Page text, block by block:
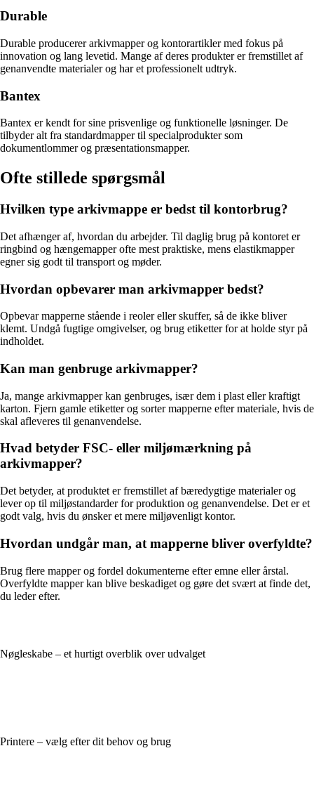
Durable
Durable producerer arkivmapper og kontorartikler med fokus på
innovation og lang levetid. Mange af deres produkter er fremstillet af
genanvendte materialer og har et professionelt udtryk.
Bantex
Bantex er kendt for sine prisvenlige og funktionelle løsninger. De
tilbyder alt fra standardmapper til specialprodukter som
dokumentlommer og præsentationsmapper.
Ofte stillede spørgsmål
Hvilken type arkivmappe er bedst til kontorbrug?
Det afhænger af, hvordan du arbejder. Til daglig brug på kontoret er
ringbind og hængemapper ofte mest praktiske, mens elastikmapper
egner sig godt til transport og møder.
Hvordan opbevarer man arkivmapper bedst?
Opbevar mapperne stående i reoler eller skuffer, så de ikke bliver
klemt. Undgå fugtige omgivelser, og brug etiketter for at holde styr på
indholdet.
Kan man genbruge arkivmapper?
Ja, mange arkivmapper kan genbruges, især dem i plast eller kraftigt
karton. Fjern gamle etiketter og sorter mapperne efter materiale, hvis de
skal afleveres til genanvendelse.
Hvad betyder FSC- eller miljømærkning på
arkivmapper?
Det betyder, at produktet er fremstillet af bæredygtige materialer og
lever op til miljøstandarder for produktion og genanvendelse. Det er et
godt valg, hvis du ønsker et mere miljøvenligt kontor.
Hvordan undgår man, at mapperne bliver overfyldte?
Brug flere mapper og fordel dokumenterne efter emne eller årstal.
Overfyldte mapper kan blive beskadiget og gøre det svært at finde det,
du leder efter.
Nøgleskabe – et hurtigt overblik over udvalget
Printere – vælg efter dit behov og brug